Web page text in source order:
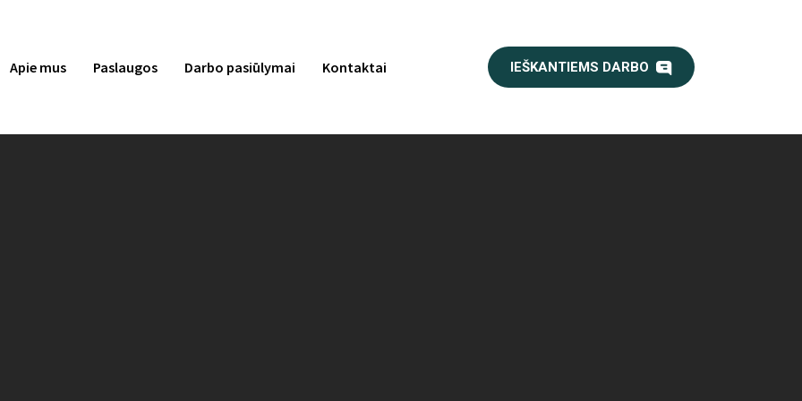
Apie mus Paslaugos Darbo pasiūlymai Kontaktai IEŠKANTIEMS DARBO